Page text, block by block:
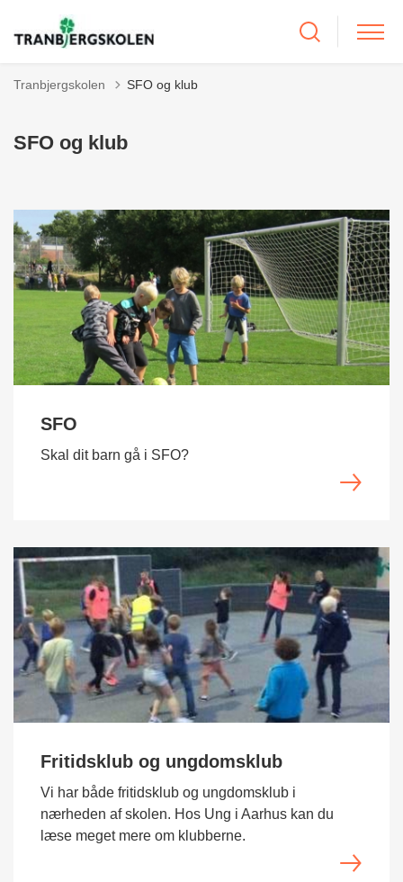
Tranbjergskolen SFO og klub
SFO og klub
SFO
Skal dit barn gå i SFO?
Fritidsklub og ungdomsklub
Vi har både fritidsklub og ungdomsklub i
nærheden af skolen. Hos Ung i Aarhus kan du
læse meget mere om klubberne.